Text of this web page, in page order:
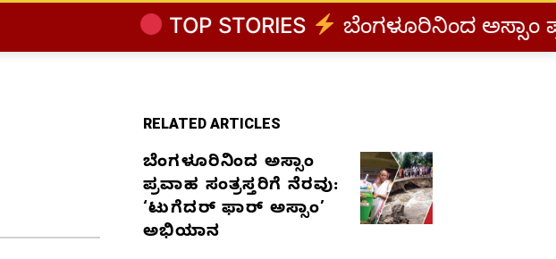
TOP STORIES ಬೆಂಗಳೂರಿನಿಂದ ಅಸ್ಸಾಂ ಪ್ರವಾಹ
RELATED ARTICLES
ಬೆಂಗಳೂರಿನಿಂದ ಅಸ್ಸಾಂ
ಪ್ರವಾಹ ಸಂತ್ರಸ್ತರಿಗೆ ನೆರವು:
‘ಟುಗೆದರ್ ಫಾರ್ ಅಸ್ಸಾಂ’
ಅಭಿಯಾನ